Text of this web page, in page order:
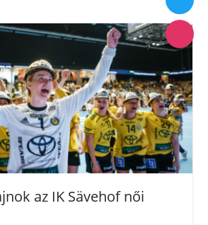
az IK Sävehof női